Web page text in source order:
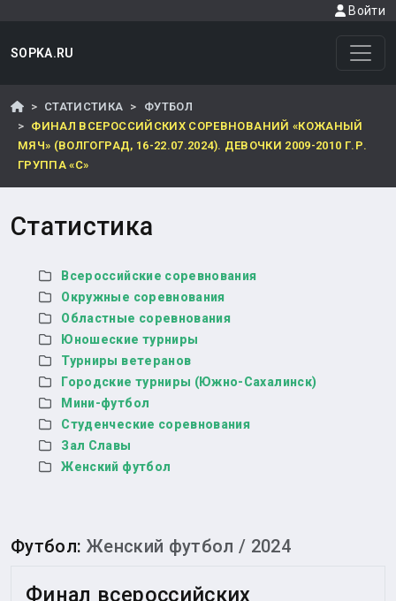
Войти
SOPKA.RU
СТАТИСТИКА
ФУТБОЛ
ФИНАЛ ВСЕРОССИЙСКИХ СОРЕВНОВАНИЙ «КОЖАНЫЙ
МЯЧ» (ВОЛГОГРАД, 16-22.07.2024). ДЕВОЧКИ 2009-2010 Г.Р.
ГРУППА «С»
Статистика
Всероссийские соревнования
Окружные соревнования
Областные соревнования
Юношеские турниры
Турниры ветеранов
Городские турниры (Южно-Сахалинск)
Мини-футбол
Студенческие соревнования
Зал Славы
Женский футбол
Футбол: Женский футбол / 2024
Финал всероссийских